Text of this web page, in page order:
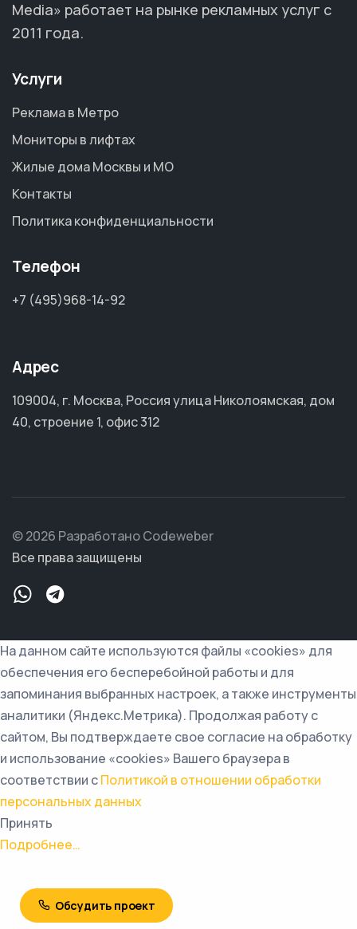
Media» работает на рынке рекламных услуг с
2011 года.
Услуги
Реклама в Метро
Мониторы в лифтах
Жилые дома Москвы и МО
Контакты
Политика конфиденциальности
Телефон
+7 (495)968-14-92
Адрес
109004, г. Москва, Россия улица Николоямская, дом
40, строение 1, офис 312
© 2026 Разработано Codeweber
Все права защищены
На данном сайте используются файлы «cookies» для
обеспечения его бесперебойной работы и для
запоминания выбранных настроек, а также инструменты
аналитики (Яндекс.Метрика). Продолжая работу с
сайтом, Вы подтверждаете свое согласие на обработку
и использование «cookies» Вашего браузера в
соответствии сПолитикой в отношении обработки
персональных данных
Принять
Подробнее…
Обсудить проект